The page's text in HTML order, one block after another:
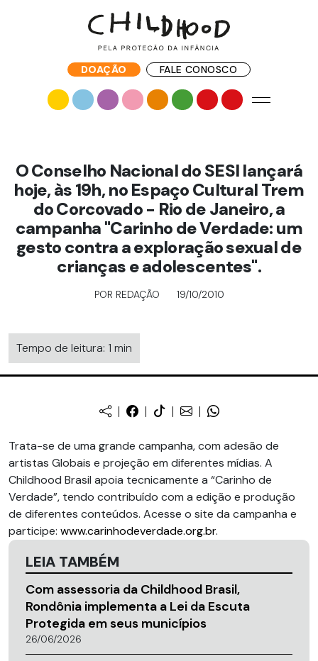
DOAÇÃO FALE CONOSCO
O Conselho Nacional do SESI lançará
hoje, às 19h, no Espaço Cultural Trem
do Corcovado - Rio de Janeiro, a
campanha "Carinho de Verdade: um
gesto contra a exploração sexual de
crianças e adolescentes".
POR REDAÇÃO 19/10/2010
Tempo de leitura: 1 min
Trata-se de uma grande campanha, com adesão de
artistas Globais e projeção em diferentes mídias. A
Childhood Brasil apoia tecnicamente a “Carinho de
Verdade”, tendo contribuído com a edição e produção
de diferentes conteúdos. Acesse o site da campanha e
participe: www.carinhodeverdade.org.br.
LEIA TAMBÉM
Com assessoria da Childhood Brasil,
Rondônia implementa a Lei da Escuta
Protegida em seus municípios
26/06/2026